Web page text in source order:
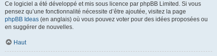
Ce logiciel a été développé et mis sous licence par phpBB Limited. Si vous
pensez qu’une fonctionnalité nécessite d’être ajoutée, visitez la page
phpBB Ideas (en anglais) où vous pouvez voter pour des idées proposées ou
en suggérer de nouvelles.
Haut